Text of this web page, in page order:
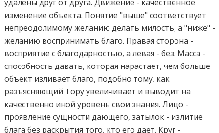
удалены друг от друга. Движение - качественное
изменение объекта. Понятие "выше" соответствует
непреодолимому желанию делать милость, а "ниже" -
желанию воспринимать благо. Правая сторона -
восприятие с благодарностью, а левая - без. Масса -
способность давать, которая нарастает, чем больше
объект изливает благо, подобно тому, как
разъясняющий Тору увеличивает и выводит на
качественно иной уровень свои знания. Лицо -
проявление сущности дающего, затылок - излитие
блага без раскрытия того, кто его дает. Круг -